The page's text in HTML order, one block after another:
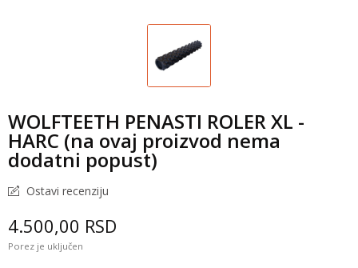
WOLFTEETH PENASTI ROLER XL -
HARC (na ovaj proizvod nema
dodatni popust)
Ostavi recenziju
4.500,00 RSD
Porez je uključen